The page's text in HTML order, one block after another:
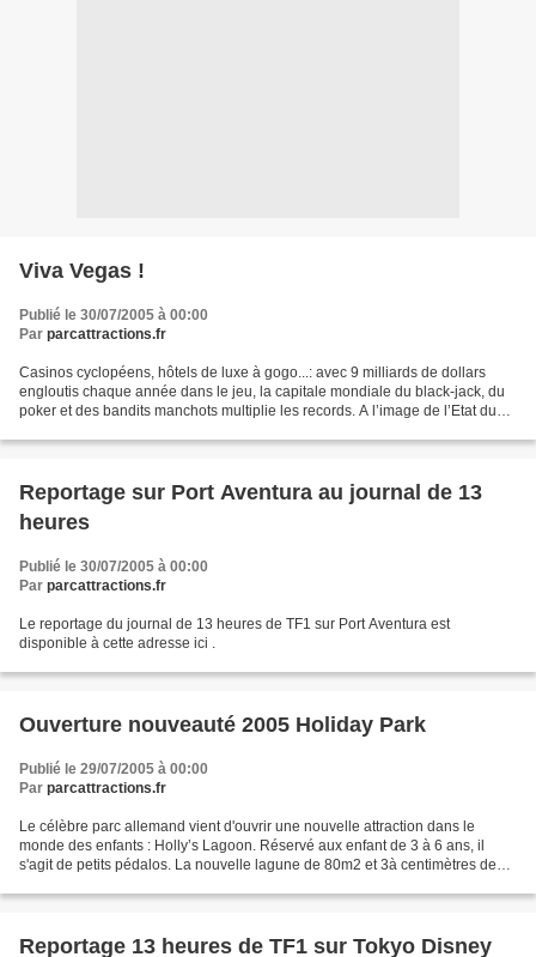
Viva Vegas !
Publié le 30/07/2005 à 00:00
Par parcattractions.fr
Casinos cyclopéens, hôtels de luxe à gogo...: avec 9 milliards de dollars
engloutis chaque année dans le jeu, la capitale mondiale du black-jack, du
poker et des bandits manchots multiplie les records. A l’image de l’Etat du
Reportage sur Port Aventura au journal de 13
heures
Publié le 30/07/2005 à 00:00
Par parcattractions.fr
Le reportage du journal de 13 heures de TF1 sur Port Aventura est
disponible à cette adresse ici .
Ouverture nouveauté 2005 Holiday Park
Publié le 29/07/2005 à 00:00
Par parcattractions.fr
Le célèbre parc allemand vient d'ouvrir une nouvelle attraction dans le
monde des enfants : Holly’s Lagoon. Réservé aux enfant de 3 à 6 ans, il
s'agit de petits pédalos. La nouvelle lagune de 80m2 et 3à centimètres de
Reportage 13 heures de TF1 sur Tokyo Disney